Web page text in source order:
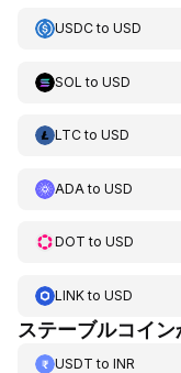
USDCto USD
SOL to USD
LTCto USD
ADA to USD
DOT to USD
LINKto USD
ステーブルコイ
USDT to INR